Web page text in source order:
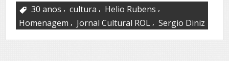
30 anos , cultura , Helio Rubens ,
Homenagem , Jornal Cultural ROL , Sergio Diniz